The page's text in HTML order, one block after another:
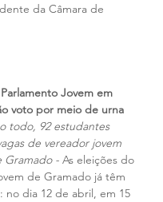
da Câmara de
Jovem em
voto por meio de urna
todo, 92 estudantes
de vereador jovem
Gramado - As eleições do
de Gramado já têm
no dia 12 de abril, em 15